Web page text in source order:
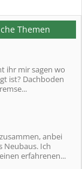
Themen
ihr mir sagen wo
ist? Dachboden
anbei
Neubaus. Ich
erfahrenen...